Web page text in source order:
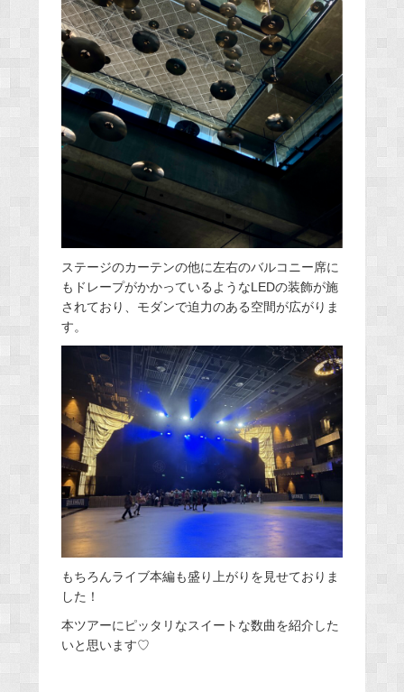
ステージのカーテンの他に左右のバルコニー席に
もドレープがかかっているようなLEDの装飾が施
されており、モダンで迫力のある空間が広がりま
す。
もちろんライブ本編も盛り上がりを見せておりま
した！
本ツアーにピッタリなスイートな数曲を紹介した
いと思います♡